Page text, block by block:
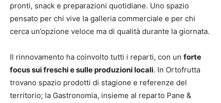
pronti, snack e preparazioni quotidiane. Uno spazio
pensato per chi vive la galleria commerciale e per chi
cerca un’opzione veloce ma di qualità durante la giornata.
Il rinnovamento ha coinvolto tutti i reparti, con un forte
focus sui freschi e sulle produzioni locali. In Ortofrutta
trovano spazio prodotti di stagione e referenze del
territorio; la Gastronomia, insieme al reparto Pane &